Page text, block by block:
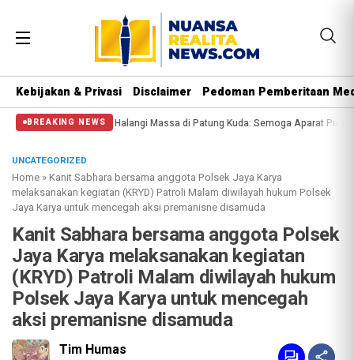
Kebijakan & Privasi Disclaimer Pedoman Pemberitaan
BREAKING NEWS
Polisi Halangi Massa di Patung Kuda: Semoga Aparat Punya Hati Nurani
UNCATEGORIZED
Home »Kanit Sabhara bersama anggota Polsek Jaya Karya
melaksanakan kegiatan (KRYD) Patroli Malam diwilayah hukum Polsek
Jaya Karya untuk mencegah aksi premanisne disamuda
Kanit Sabhara bersama anggota Polsek
Jaya Karya melaksanakan kegiatan
(KRYD) Patroli Malam diwilayah hukum
Polsek Jaya Karya untuk mencegah
aksi premanisne disamuda
Tim Humas